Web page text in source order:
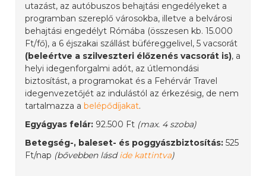
utazást, az autóbuszos behajtási engedélyeket a
programban szereplő városokba, illetve a belvárosi
behajtási engedélyt Rómába (összesen kb. 15.000
Ft/fő), a 6 éjszakai szállást büféreggelivel, 5 vacsorát
(beleértve a szilveszteri élőzenés vacsorát is), a
helyi idegenforgalmi adót, az útlemondási
biztosítást, a programokat és a Fehérvár Travel
idegenvezetőjét az indulástól az érkezésig, de nem
tartalmazza abelépődíjakat.
Egyágyas felár: 92.500 Ft (max. 4 szoba)
Betegség-, baleset- és poggyászbiztosítás: 525
Ft/nap (bővebben lásdide kattintva)